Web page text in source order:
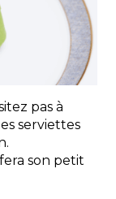
pas à
serviettes
son petit